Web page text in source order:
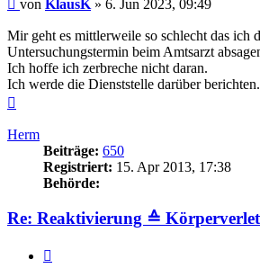
von KlausK » 6. Jun 2023, 09:49
Mir geht es mittlerweile so schlecht das ich
Untersuchungstermin beim Amtsarzt
Ich hoffe ich zerbreche nicht daran.
Ich werde die Dienststelle darüber berichten.
Herm
Beiträge: 650
Registriert: 15. Apr 2013, 17:38
Behörde:
Re: Reaktivierung ≙